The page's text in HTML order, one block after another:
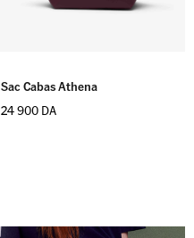
Sac Cabas Athena
24 900DA